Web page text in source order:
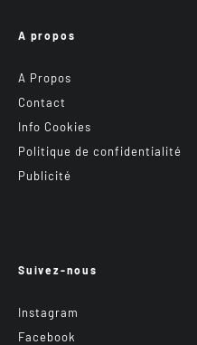
A propos
A Propos
Contact
Info Cookies
Politique de confidentialité
Publicité
Suivez-nous
Instagram
Facebook